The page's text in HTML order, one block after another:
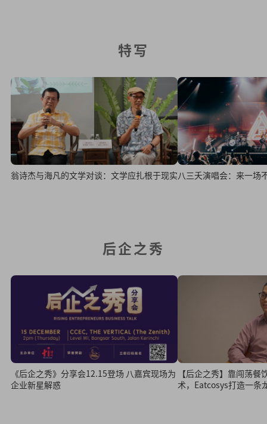
特写
翁诗杰与海凡的文学对谈：文学应扎根于现实八三夭演唱会：来一场
后企之秀
《后企之秀》分享会12.15登场 八嘉宾现场为
企业新星解惑
【后企之秀】靠闯荡
术，Eatcosys打造一条